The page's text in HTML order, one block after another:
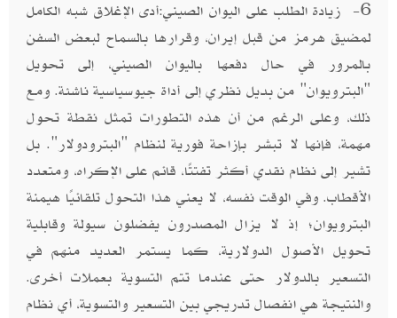
6- زيادة الطلب على اليوان الصيني:أدى الإغلاق شبه الكامل
لمضيق هرمز من قبل إيران، وقرارها بالسماح لبعض السفن
بالمرور في حال دفعها باليوان الصيني، إلى تحويل
"البترويوان" من بديل نظري إلى أداة جيوسياسية ناشئة. ومع
ذلك، وعلى الرغم من أن هذه التطورات تمثل نقطة تحول
مهمة، فإنها لا تبشر بإزاحة فورية لنظام "البترودولار". بل
تشير إلى نظام نقدي أكثر تفتتًا، قائم على الإكراه، ومتعدد
الأقطاب. وفي الوقت نفسه، لا يعني هذا التحول تلقائيًا هيمنة
البترويوان؛ إذ لا يزال المصدرون يفضلون سيولة وقابلية
تحويل الأصول الدولارية، كما يستمر العديد منهم في
التسعير بالدولار حتى عندما تتم التسوية بعملات أخرى.
والنتيجة هي انفصال تدريجي بين التسعير والتسوية، أي نظام